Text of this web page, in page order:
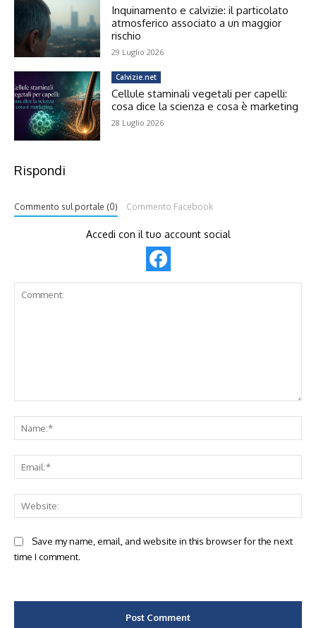
Inquinamento e calvizie: il particolato
atmosferico associato a un maggior
rischio
29 Luglio 2026
Calvizie.net
Cellule staminali vegetali per capelli:
cosa dice la scienza e cosa è marketing
28 Luglio 2026
Rispondi
Commento sul portale (0) Commento Facebook
Accedi con il tuo account social
Save my name, email, and website in this browser for the next
time I comment.